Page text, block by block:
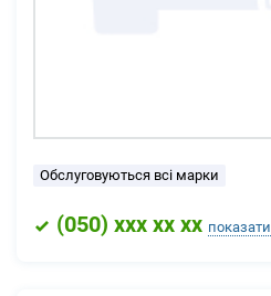
Обслуговуються всі марки
(050) xxx xx xx показати